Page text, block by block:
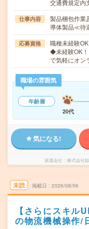
交通費規定内
仕事内容
製品梱包作業
導体製品≪待
応募資格
職種未経験
◆未経験OK！
で気軽にオ
職場の雰囲気
年齢層
20代
気になる!
派遣会社 株式会社
未読 掲載日 2026/08/06
【さらにスキル
の物流機械操作/